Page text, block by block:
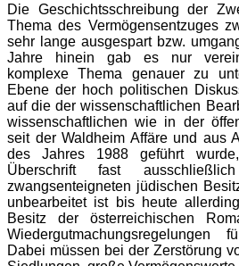
Die Geschichtsschreibung der
Thema des Vermögensentzuges
sehr lange ausgespart bzw.
Jahre hinein gab es nur
komplexe Thema genauer zu
Ebene der hoch politischen
auf die der wissenschaftlichen
wissenschaftlichen wie in der
seit der Waldheim Affäre und aus
des Jahres 1988 geführt
Überschrift fast
zwangsenteigneten jüdischen
unbearbeitet ist bis heute
Besitz der österreichischen
Wiedergutmachungsregelungen
Dabei müssen bei der Zerstörung